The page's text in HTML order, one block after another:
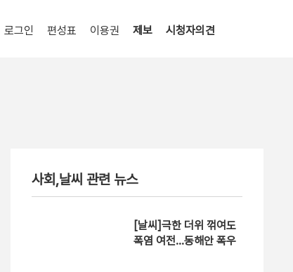
로그인 편성표 이용권 제보 시청자의견
사회,날씨 관련 뉴스
[날씨]극한 더위 꺾여도
폭염 여전…동해안 폭우